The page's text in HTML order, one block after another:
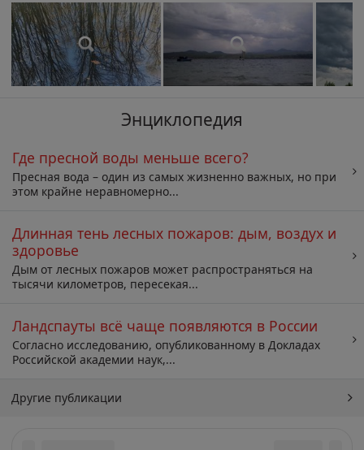
Энциклопедия
Где пресной воды меньше всего?
Пресная вода – один из самых жизненно важных, но при
этом крайне неравномерно...
Длинная тень лесных пожаров: дым, воздух и
здоровье
Дым от лесных пожаров может распространяться на
тысячи километров, пересекая...
Ландспауты всё чаще появляются в России
Согласно исследованию, опубликованному в Докладах
Российской академии наук,...
Другие публикации